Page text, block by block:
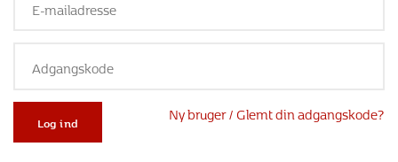
Log ind Ny bruger / Glemt din adgangskode?